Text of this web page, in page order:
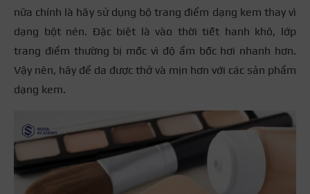
nữa chính là hãy sử dụng bộ trang điểm dạng kem thay vì
dạng bột nén. Đặc biệt là vào thời tiết hanh khô, lớp
trang điểm thường bị mốc vì độ ẩm bốc hơi nhanh hơn.
Vậy nên, hãy để da được thở và mịn hơn với các sản phẩm
dạng kem.